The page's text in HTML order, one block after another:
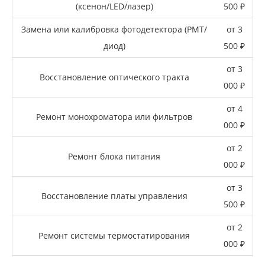
(ксенон/LED/лазер)
500 ₽
Замена или калибровка фотодетектора (PMT/
диод)
от 3
500 ₽
Восстановление оптического тракта
от 3
000 ₽
Ремонт монохроматора или фильтров
от 4
000 ₽
Ремонт блока питания
от 2
000 ₽
Восстановление платы управления
от 3
500 ₽
Ремонт системы термостатирования
от 2
000 ₽